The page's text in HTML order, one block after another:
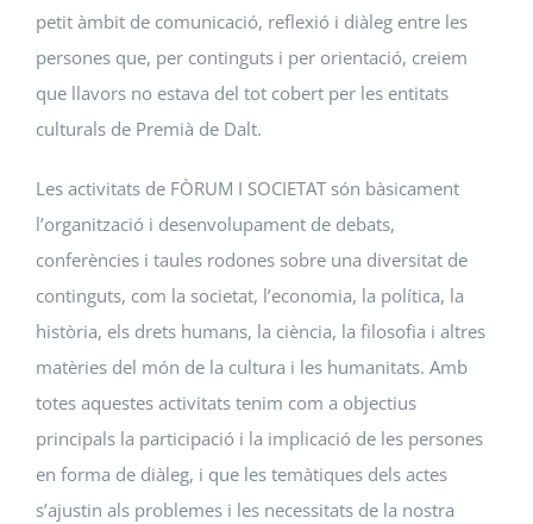
petit àmbit de comunicació, reflexió i diàleg entre les
persones que, per continguts i per orientació, creiem
que llavors no estava del tot cobert per les entitats
culturals de Premià de Dalt.
Les activitats de FÒRUM I SOCIETAT són bàsicament
l’organització i desenvolupament de debats,
conferències i taules rodones sobre una diversitat de
continguts, com la societat, l’economia, la política, la
història, els drets humans, la ciència, la filosofia i altres
matèries del món de la cultura i les humanitats. Amb
totes aquestes activitats tenim com a objectius
principals la participació i la implicació de les persones
en forma de diàleg, i que les temàtiques dels actes
s’ajustin als problemes i les necessitats de la nostra